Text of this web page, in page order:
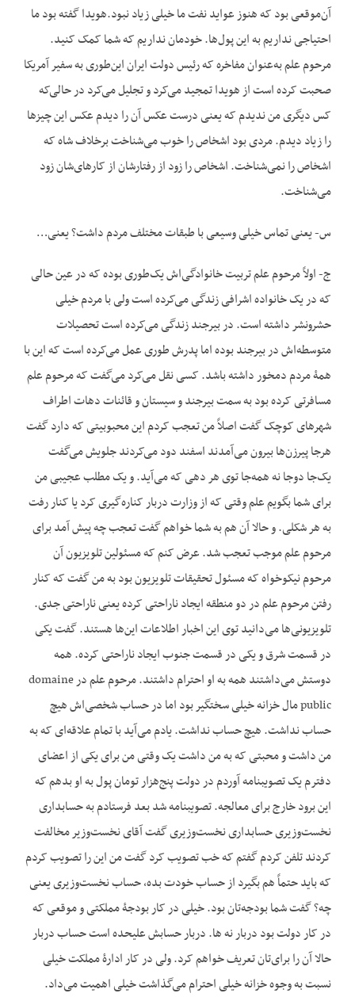
آن‌موقعی بود که هنوز عواید نفت ما خیلی زیاد نبود.هویدا گفته بود ما
احتیاجی نداریم به این پول‌ها. خودمان نداریم که شما کمک کنید.
مرحوم علم به‌عنوان مفاخره که رئیس دولت ایران این‌طوری به سفیر آمریکا
صحبت کرده است از هویدا تمجید می‌کرد و تجلیل می‌کرد در حالی‌که
کس دیگری من ندیدم که یعنی درست عکس آن را دیدم عکس این چیزها
را زیاد دیدم. مردی بود اشخاص را خوب می‌شناخت برخلاف شاه که
اشخاص را نمی‌شناخت. اشخاص را زود از رفتارشان از کارهای‌شان زود
می‌شناخت.
س- یعنی تماس خیلی وسیعی با طبقات مختلف مردم داشت؟ یعنی…
ج- اولاً مرحوم علم تربیت خانوادگی‌اش یک‌طوری بوده که در عین حالی
که در یک خانواده اشرافی زندگی می‌کرده است ولی با مردم خیلی
حشرونشر داشته است. در بیرجند زندگی می‌کرده است تحصیلات
متوسطه‌اش در بیرجند بوده اما پدرش طوری عمل می‌کرده است که این با
همۀ مردم دمخور داشته باشد. کسی نقل می‌کرد می‌گفت که مرحوم علم
مسافرتی کرده بود به سمت بیرجند و سیستان و قائنات دهات اطراف
شهرهای کوچک گفت اصلاً من تعجب کردم این محبوبیتی که دارد گفت
هرجا پیرزن‌ها بیرون می‌آمدند اسفند دود می‌کردند جلویش می‌گفت
یک‌جا دوجا نه همه‌جا توی هر دهی که می‌آید. و یک مطلب عجیبی من
برای شما بگویم علم وقتی که از وزارت دربار کناره‌گیری کرد یا کنار رفت
به هر شکلی. و حالا آن هم به شما خواهم گفت تعجب چه پیش آمد برای
مرحوم علم موجب تعجب شد. عرض کنم که مسئولین تلویزیون آن
مرحوم نیکوخواه که مسئول تحقیقات تلویزیون بود به من گفت که کنار
رفتن مرحوم علم در دو منطقه ایجاد ناراحتی کرده یعنی ناراحتی جدی.
تلویزیونی‌ها می‌دانید توی این اخبار اطلاعات این‌ها هستند. گفت یکی
در قسمت شرق و یکی در قسمت جنوب ایجاد ناراحتی کرده. همه
دوستش می‌داشتند همه به او احترام داشتند. مرحوم علم در domaine
public مال خزانه خیلی سختگیر بود اما در حساب شخصی‌اش هیچ
حساب نداشت. هیچ حساب نداشت. یادم می‌آید با تمام علاقه‌ای که به
من داشت و محبتی که به من داشت یک وقتی من برای یکی از اعضای
دفترم یک تصویب‏نامه آوردم در دولت پنج‌هزار تومان پول به او بدهم که
این برود خارج برای معالجه. تصویب‏نامه شد بعد فرستادم به حسابداری
نخست‌وزیری حسابداری نخست‌وزیری گفت آقای نخست‌وزیر مخالفت
کردند تلفن کردم گفتم که خب تصویب کرد گفت من این را تصویب کردم
که باید حتماً هم بگیرد از حساب خودت بده، حساب نخست‌وزیری یعنی
چه؟ گفت شما بودجه‌تان بود. خیلی در کار بودجۀ مملکتی و موقعی که
در کار دولت بود دربار نه ها. دربار حسابش علی‏حده است حساب دربار
حالا آن را برای‌تان تعریف خواهم کرد. ولی در کار ادارۀ مملکت خیلی
نسبت به وجوه خزانه خیلی احترام می‌گذاشت خیلی اهمیت می‌داد.